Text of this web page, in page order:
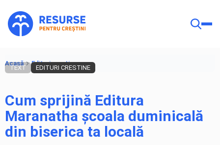
Acasă Edituri crestine
TEXT EDITURI CRESTINE
Cum sprijină Editura
Maranatha școala duminicală
din biserica ta locală